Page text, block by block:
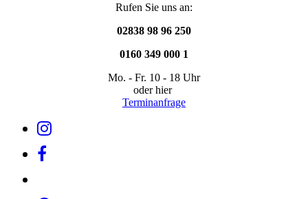
Rufen Sie uns an:
02838 98 96 250
0160 349 000 1
Mo. - Fr. 10 - 18 Uhr
oder hier
Terminanfrage